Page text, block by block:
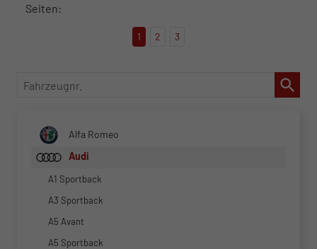
Seiten:
1 2 3
Fahrzeugnr.
Alfa Romeo
Audi
A1 Sportback
A3 Sportback
A5 Avant
A5 Sportback